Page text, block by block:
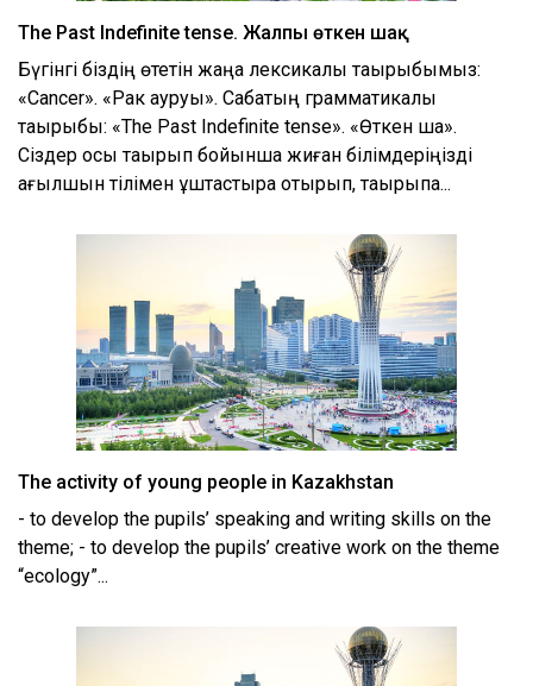
The Past Indefinite tense. Жалпы өткен шақ
Бүгінгі біздің өтетін жаңа лексикалық тақырыбымыз:
«Cancer». «Рак ауруы». Сабақтың грамматикалық
тақырыбы: «The Past Indefinite tense». «Өткен шақ».
Сіздер осы тақырып бойынша жиған білімдеріңізді
ағылшын тілімен ұштастыра отырып, тақырыпқа...
The activity of young people in Kazakhstan
- to develop the pupils’ speaking and writing skills on the
theme; - to develop the pupils’ creative work on the theme
“ecology”...